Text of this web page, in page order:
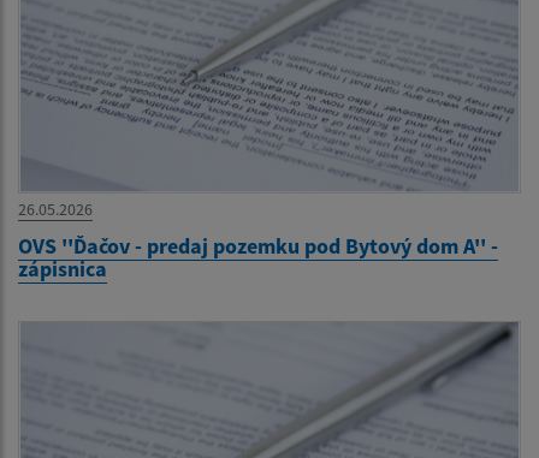
26.05.2026
OVS ''Ďačov - predaj pozemku pod Bytový dom A'' -
zápisnica